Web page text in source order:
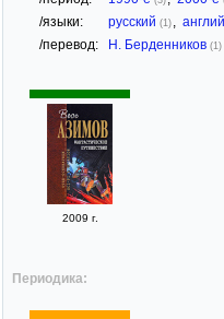
/языки: русский (1)
/перевод: Н. Берденников (1)
2009 г.
Периодика: